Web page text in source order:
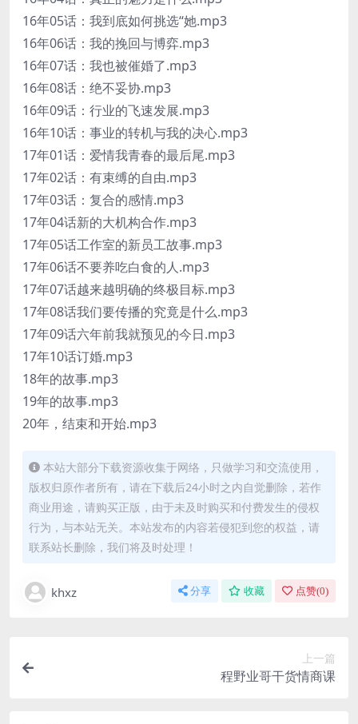
16年05话：我到底如何挑选“她.mp3
16年06话：我的挽回与博弈.mp3
16年07话：我也被催婚了.mp3
16年08话：绝不妥协.mp3
16年09话：行业的飞速发展.mp3
16年10话：事业的转机与我的决心.mp3
17年01话：爱情我青春的最后尾.mp3
17年02话：有束缚的自由.mp3
17年03话：复合的感情.mp3
17年04话新的大机构合作.mp3
17年05话工作室的新员工故事.mp3
17年06话不要养吃白食的人.mp3
17年07话越来越明确的终极目标.mp3
17年08话我们要传播的究竟是什么.mp3
17年09话六年前我就预见的今日.mp3
17年10话订婚.mp3
18年的故事.mp3
19年的故事.mp3
20年，结束和开始.mp3
本站大部分下载资源收集于网络，只做学习和交流使用，
版权归原作者所有，请在下载后24小时之内自觉删除，若作
商业用途，请购买正版，由于未及时购买和付费发生的侵权
行为，与本站无关。本站发布的内容若侵犯到您的权益，请
联系站长删除，我们将及时处理！
khxz 分享 收藏 点赞(0)
上一篇
程野业哥干货情商课